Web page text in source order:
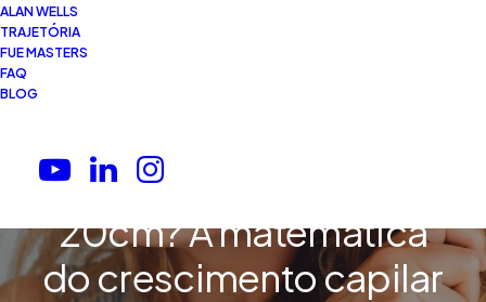
ALAN WELLS
TRAJETÓRIA
FUE MASTERS
FAQ
BLOG
para o cabelo crescer
20cm? A matemática
do crescimento capilar